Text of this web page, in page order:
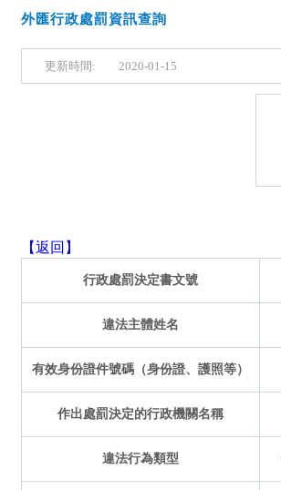
外匯行政處罰資訊查詢
更新時間: 2020-01-15
【返回】
行政處罰決定書文號
違法主體姓名
有效身份證件號碼（身份證、護照等）
作出處罰決定的行政機關名稱
違法行為類型